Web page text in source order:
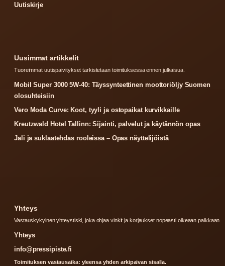
Uutiskirje
Uusimmat artikkelit
Tuoreimmat uutispaivitykset tarkistetaan toimituksessa ennen julkaisua.
Mobil Super 3000 5W-40: Täyssynteettinen moottoriöljy Suomen
olosuhteisiin
Vero Moda Curve: Koot, tyyli ja ostopaikat kurvikkaille
Kreutzwald Hotel Tallinn: Sijainti, palvelut ja käytännön opas
Jali ja suklaatehdas rooleissa – Opas näyttelijöistä
Yhteys
Vastauskykyinen yhteystiski, joka ohjaa vinkit ja korjaukset nopeasti oikeaan paikkaan.
Yhteys
info@pressipiste.fi
Toimituksen vastausaika: yleensa yhden arkipaivan sisalla.